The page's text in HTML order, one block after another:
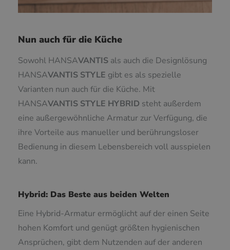
Nun auch für die Küche
Sowohl HANSAVANTIS als auch die Designlösung
HANSAVANTIS STYLE gibt es als spezielle
Varianten nun auch für die Küche. Mit
HANSAVANTIS STYLE HYBRID steht außerdem
eine außergewöhnliche Armatur zur Verfügung, die
ihre Vorteile aus manueller und berührungsloser
Bedienung in diesem Lebensbereich voll ausspielen
kann.
Hybrid: Das Beste aus beiden Welten
Eine Hybrid-Armatur ermöglicht auf der einen Seite
hohen Komfort und genügt größten hygienischen
Ansprüchen, gibt dem Nutzenden auf der anderen